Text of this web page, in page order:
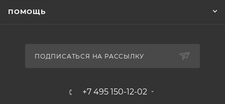
ПОМОЩЬ
ПОДПИСАТЬСЯ НА РАССЫЛКУ
+7 495 150-12-02